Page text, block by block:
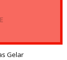
Gelar